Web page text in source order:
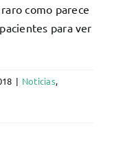
como parece
para ver
| Noticias,